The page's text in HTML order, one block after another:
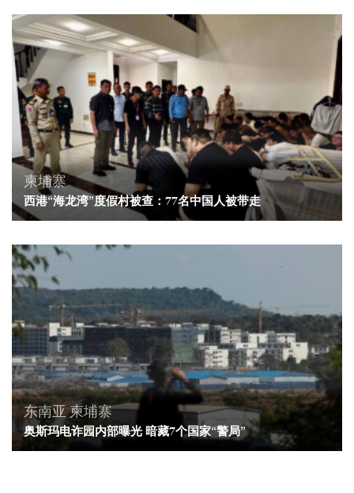
柬埔寨
西港“海龙湾”度假村被查：77名中国人被带走
东南亚柬埔寨
奥斯玛电诈园内部曝光 暗藏7个国家“警局”